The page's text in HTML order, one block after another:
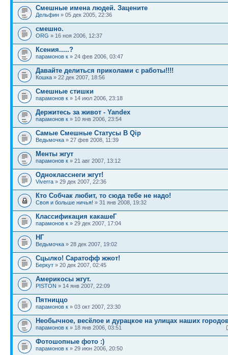
Смешные имена людей. Зацените
Дельфин » 05 дек 2005, 22:36
смешно.
ORG » 16 ноя 2006, 12:37
Ксения.....?
парамонов к » 24 фев 2006, 03:47
Давайте делиться приколами с работы!!!!
Кошка » 22 дек 2007, 18:56
Смешные стишки
парамонов к » 14 июл 2006, 23:18
Держитесь за живот - Yandex
парамонов к » 10 янв 2006, 23:54
Самые Смешные Статусы В Qip
Ведьмочка » 27 фев 2008, 11:39
Менты жгут
парамонов к » 21 авг 2007, 13:12
Однокласснеги жгут!
Viverra » 29 дек 2007, 22:36
Кто Собчак любит, то сюда тебе не надо!
Своя и больше ничья! » 31 янв 2008, 19:32
Классификация какашеГ
парамонов к » 29 дек 2007, 17:04
НГ
Ведьмочка » 28 дек 2007, 19:02
Сцылко! Саратофф жжот!
Беркут » 20 дек 2007, 02:45
Америкосы жгут.
PISTON » 14 янв 2007, 22:09
Пятниццо
парамонов к » 03 окт 2007, 23:30
Необычное, весёлое и дурацкое на улицах наших
парамонов к » 18 янв 2006, 03:51
Фотошопные фото :)
парамонов к » 29 июн 2006, 20:50